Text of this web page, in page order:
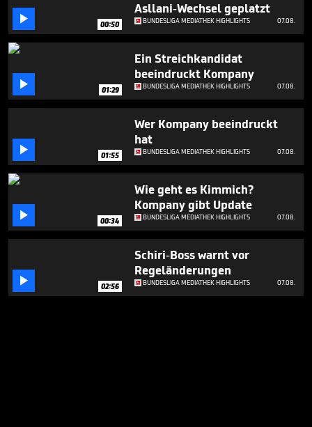
 00:50
Asllani-Wechsel geplatzt
BUNDESLIGA MEDIATHEK HIGHLIGHTS 07.08.
 01:29
Ein Streichkandidat
beeindruckt Kompany
BUNDESLIGA MEDIATHEK HIGHLIGHTS 07.08.
 01:55
Wer Kompany beeindruckt
hat
BUNDESLIGA MEDIATHEK HIGHLIGHTS 07.08.
 00:34
Wie geht es Kimmich?
Kompany gibt Update
BUNDESLIGA MEDIATHEK HIGHLIGHTS 07.08.
 02:56
Schiri-Boss warnt vor
Regeländerungen
BUNDESLIGA MEDIATHEK HIGHLIGHTS 07.08.